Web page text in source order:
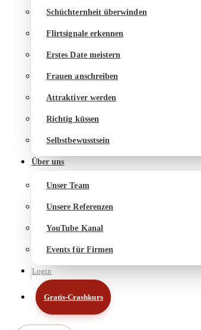
Schüchternheit überwinden
Flirtsignale erkennen
Erstes Date meistern
Frauen anschreiben
Attraktiver werden
Richtig küssen
Selbstbewusstsein
Über uns
Unser Team
Unsere Referenzen
YouTube Kanal
Events für Firmen
Login
Gratis-Crashkurs